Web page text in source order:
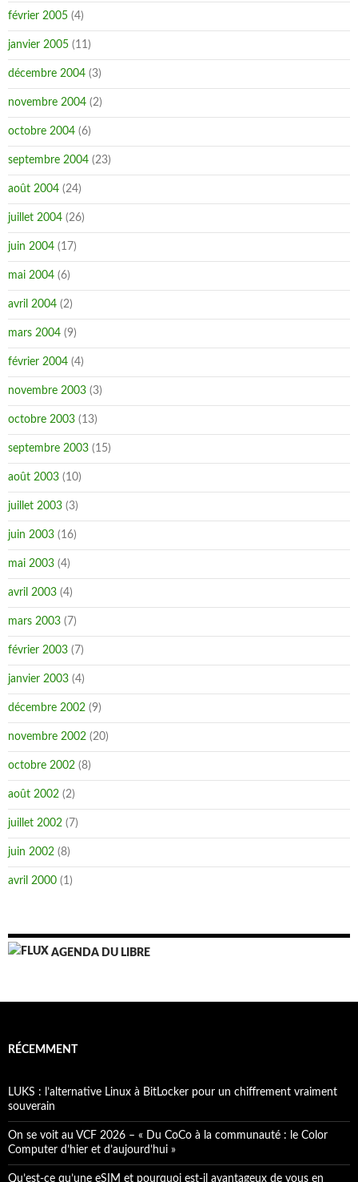
février 2005 (4)
janvier 2005 (11)
décembre 2004 (3)
novembre 2004 (2)
octobre 2004 (6)
septembre 2004 (23)
août 2004 (24)
juillet 2004 (26)
juin 2004 (17)
mai 2004 (6)
avril 2004 (2)
mars 2004 (9)
février 2004 (4)
novembre 2003 (3)
octobre 2003 (13)
septembre 2003 (15)
août 2003 (10)
juillet 2003 (3)
juin 2003 (16)
mai 2003 (4)
avril 2003 (4)
mars 2003 (7)
février 2003 (7)
janvier 2003 (4)
décembre 2002 (9)
novembre 2002 (20)
octobre 2002 (8)
août 2002 (2)
juillet 2002 (7)
juin 2002 (8)
avril 2000 (1)
AGENDA DU LIBRE
RÉCEMMENT
LUKS : l’alternative Linux à BitLocker pour un chiffrement vraiment
souverain
On se voit au VCF 2026 – « Du CoCo à la communauté : le Color
Computer d’hier et d’aujourd’hui »
Qu’est-ce qu’une eSIM et pourquoi est-il avantageux de vous en